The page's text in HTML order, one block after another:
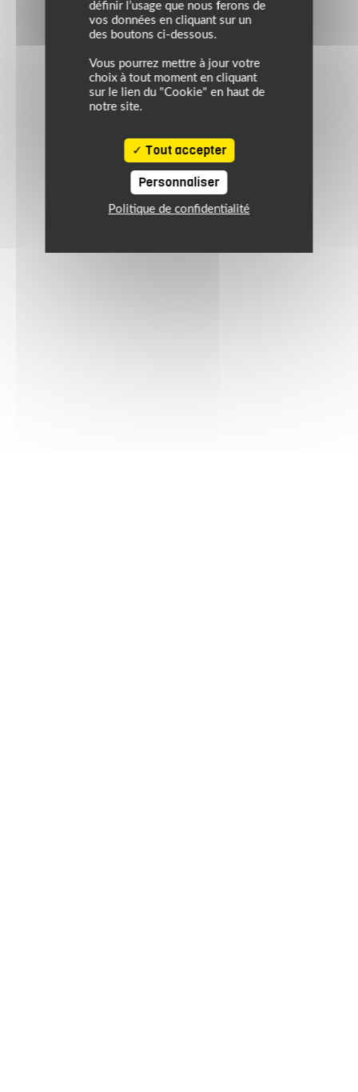
définir l’usage que nous ferons de
vos données en cliquant sur un
des boutons ci-dessous.
Vous pourrez mettre à jour votre
choix à tout moment en cliquant
sur le lien du "Cookie" en haut de
notre site.
Tout accepter
Personnaliser
Politique de confidentialité